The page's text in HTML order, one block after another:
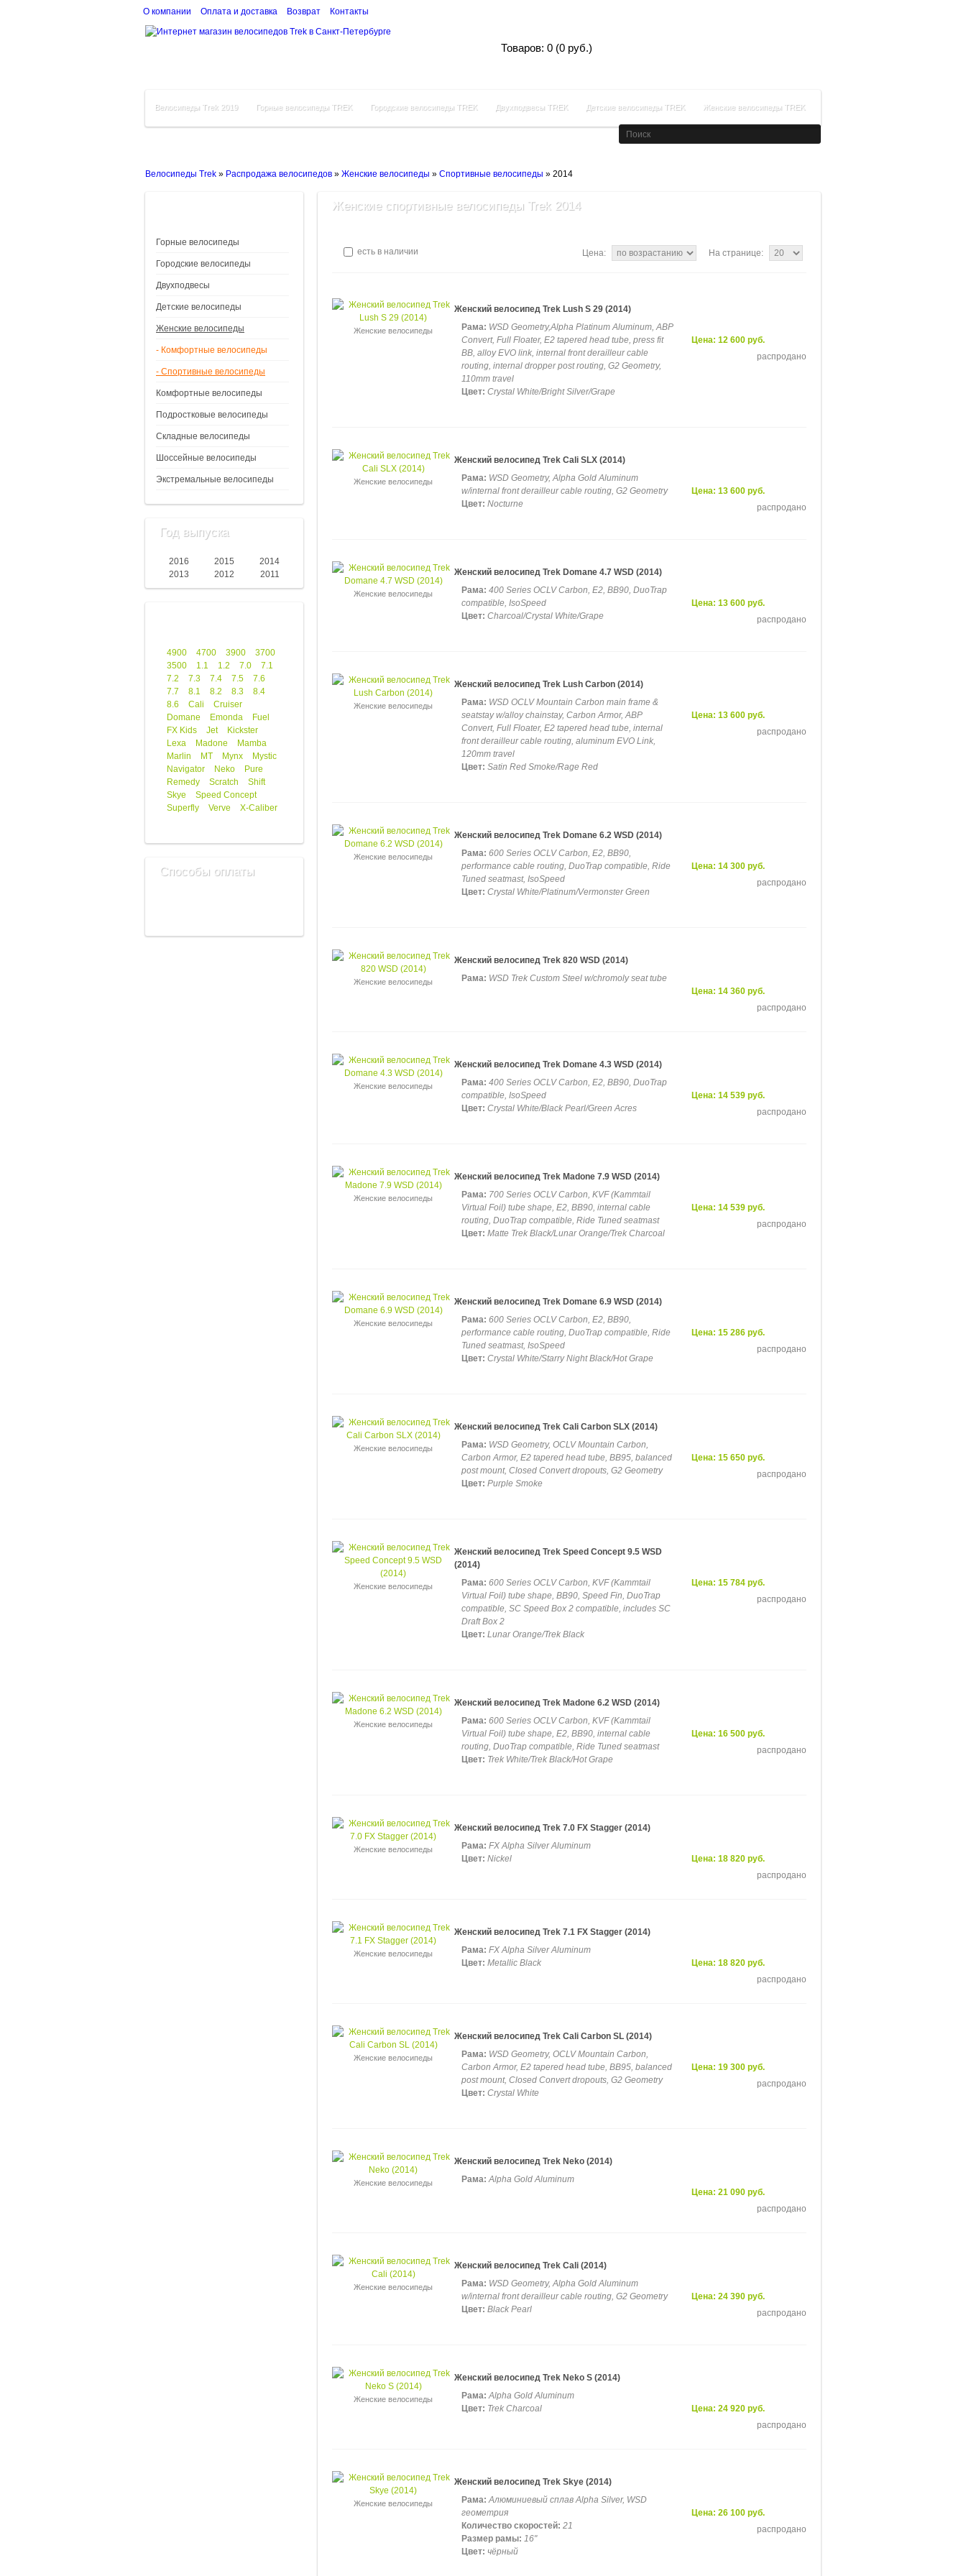
Товаров: 0 (0 руб.)
О компании Оплата и доставка Возврат Контакты
Велосипеды Trek 2019 Горные велосипеды TREK Городские велосипеды TREK Двухподвесы TREK Детские велосипеды TREK Женские велосипеды TREK
Велосипеды Trek » Распродажа велосипедов » Женские велосипеды » Спортивные велосипеды » 2014
Горные велосипеды
Городские велосипеды
Двухподвесы
Детские велосипеды
Женские велосипеды
- Комфортные велосипеды
- Спортивные велосипеды
Комфортные велосипеды
Подростковые велосипеды
Складные велосипеды
Шоссейные велосипеды
Экстремальные велосипеды
Год выпуска
2016 2015
2014
2013
2012 2011
4900 4700 3900
3700
3500
1.1 1.2 7.0
7.1
7.2
7.3 7.4 7.5
7.6
7.7
8.1 8.2 8.3
8.4
8.6
Cali
Cruiser
Domane
Emonda
Fuel
FX Kids
Jet
Kickster
Lexa
Madone
Mamba
Marlin
MT Mynx
Mystic
Navigator
Neko
Pure
Remedy
Scratch
Shift
Skye
Speed Concept
Superfly
Verve X-Caliber
Способы оплаты
Женские спортивные велосипеды Trek 2014
есть в наличии На странице:
Цена:
Женские велосипеды
Женский велосипед Trek Lush S 29 (2014)
Рама: WSD Geometry,Alpha Platinum Aluminum, ABP
Convert, Full Floater, E2 tapered head tube, press fit
BB, alloy EVO link, internal front derailleur cable
routing, internal dropper post routing, G2 Geometry,
110mm travel
Цвет: Crystal White/Bright Silver/Grape
Цена: 12 600 руб.
распродано
Женские велосипеды
Женский велосипед Trek Cali SLX (2014)
Рама: WSD Geometry, Alpha Gold Aluminum
w/internal front derailleur cable routing, G2 Geometry
Цвет: Nocturne
Цена: 13 600 руб.
распродано
Женские велосипеды
Женский велосипед Trek Domane 4.7 WSD (2014)
Рама: 400 Series OCLV Carbon, E2, BB90, DuoTrap
compatible, IsoSpeed
Цвет: Charcoal/Crystal White/Grape
Цена: 13 600 руб.
распродано
Женские велосипеды
Женский велосипед Trek Lush Carbon (2014)
Рама: WSD OCLV Mountain Carbon main frame &
seatstay w/alloy chainstay, Carbon Armor, ABP
Convert, Full Floater, E2 tapered head tube, internal
front derailleur cable routing, aluminum EVO Link,
120mm travel
Цвет: Satin Red Smoke/Rage Red
Цена: 13 600 руб.
распродано
Женские велосипеды
Женский велосипед Trek Domane 6.2 WSD (2014)
Рама: 600 Series OCLV Carbon, E2, BB90,
performance cable routing, DuoTrap compatible, Ride
Tuned seatmast, IsoSpeed
Цвет: Crystal White/Platinum/Vermonster Green
Цена: 14 300 руб.
распродано
Женские велосипеды
Женский велосипед Trek 820 WSD (2014)
Рама: WSD Trek Custom Steel w/chromoly seat tube
Цена: 14 360 руб.
распродано
Женские велосипеды
Женский велосипед Trek Domane 4.3 WSD (2014)
Рама: 400 Series OCLV Carbon, E2, BB90, DuoTrap
compatible, IsoSpeed
Цвет: Crystal White/Black Pearl/Green Acres
Цена: 14 539 руб.
распродано
Женские велосипеды
Женский велосипед Trek Madone 7.9 WSD (2014)
Рама: 700 Series OCLV Carbon, KVF (Kammtail
Virtual Foil) tube shape, E2, BB90, internal cable
routing, DuoTrap compatible, Ride Tuned seatmast
Цвет: Matte Trek Black/Lunar Orange/Trek Charcoal
Цена: 14 539 руб.
распродано
Женские велосипеды
Женский велосипед Trek Domane 6.9 WSD (2014)
Рама: 600 Series OCLV Carbon, E2, BB90,
performance cable routing, DuoTrap compatible, Ride
Tuned seatmast, IsoSpeed
Цвет: Crystal White/Starry Night Black/Hot Grape
Цена: 15 286 руб.
распродано
Женские велосипеды
Женский велосипед Trek Cali Carbon SLX (2014)
Рама: WSD Geometry, OCLV Mountain Carbon,
Carbon Armor, E2 tapered head tube, BB95, balanced
post mount, Closed Convert dropouts, G2 Geometry
Цвет: Purple Smoke
Цена: 15 650 руб.
распродано
Женские велосипеды
Женский велосипед Trek Speed Concept 9.5 WSD
(2014)
Рама: 600 Series OCLV Carbon, KVF (Kammtail
Virtual Foil) tube shape, BB90, Speed Fin, DuoTrap
compatible, SC Speed Box 2 compatible, includes SC
Draft Box 2
Цвет: Lunar Orange/Trek Black
Цена: 15 784 руб.
распродано
Женские велосипеды
Женский велосипед Trek Madone 6.2 WSD (2014)
Рама: 600 Series OCLV Carbon, KVF (Kammtail
Virtual Foil) tube shape, E2, BB90, internal cable
routing, DuoTrap compatible, Ride Tuned seatmast
Цвет: Trek White/Trek Black/Hot Grape
Цена: 16 500 руб.
распродано
Женские велосипеды
Женский велосипед Trek 7.0 FX Stagger (2014)
Рама: FX Alpha Silver Aluminum
Цвет: Nickel
Цена: 18 820 руб.
распродано
Женские велосипеды
Женский велосипед Trek 7.1 FX Stagger (2014)
Рама: FX Alpha Silver Aluminum
Цвет: Metallic Black
Цена: 18 820 руб.
распродано
Женские велосипеды
Женский велосипед Trek Cali Carbon SL (2014)
Рама: WSD Geometry, OCLV Mountain Carbon,
Carbon Armor, E2 tapered head tube, BB95, balanced
post mount, Closed Convert dropouts, G2 Geometry
Цвет: Crystal White
Цена: 19 300 руб.
распродано
Женские велосипеды
Женский велосипед Trek Neko (2014)
Рама:Alpha Gold Aluminum
Цена: 21 090 руб.
распродано
Женские велосипеды
Женский велосипед Trek Cali (2014)
Рама: WSD Geometry, Alpha Gold Aluminum
w/internal front derailleur cable routing, G2 Geometry
Цвет: Black Pearl
Цена: 24 390 руб.
распродано
Женские велосипеды
Женский велосипед Trek Neko S (2014)
Рама:Alpha Gold Aluminum
Цвет: Trek Charcoal
Цена: 24 920 руб.
распродано
Женские велосипеды
Женский велосипед Trek Skye (2014)
Рама:Алюминиевый сплав Alpha Silver, WSD
геометрия
Количество скоростей: 21
Размер рамы: 16"
Цвет: чёрный
Цена: 26 100 руб.
распродано